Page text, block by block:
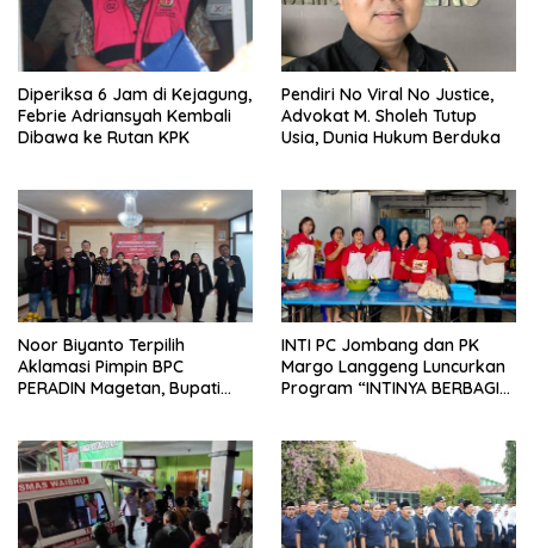
Diperiksa 6 Jam di Kejagung,
Febrie Adriansyah Kembali
Dibawa ke Rutan KPK
Pendiri No Viral No Justice,
Advokat M. Sholeh Tutup
Usia, Dunia Hukum Berduka
Noor Biyanto Terpilih
Aklamasi Pimpin BPC
PERADIN Magetan, Bupati
INTI PC Jombang dan PK
Margo Langgeng Luncurkan
Program “INTINYA BERBAGI”,